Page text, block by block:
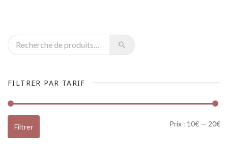
Recherche pour :
FILTRER PAR TARIF
Filtrer Prix : 10€ — 20€